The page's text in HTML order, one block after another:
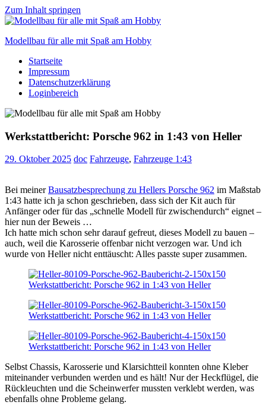
Zum Inhalt springen
Modellbau für alle mit Spaß am Hobby
Scale
modelling
to
Startseite
Impressum
Datenschutzerklärung
Loginbereich
Werkstattbericht: Porsche 962 in 1:43 von Heller
29. Oktober 2025 doc Fahrzeuge, Fahrzeuge 1:43
Bei meinerBausatzbesprechung zu Hellers Porsche 962 im Maßstab
1:43 hatte ich ja schon geschrieben, dass sich der Kit auch für
Anfänger oder für das „schnelle Modell für zwischendurch“ eignet –
hier nun der Beweis …
Ich hatte mich schon sehr darauf gefreut, dieses Modell zu bauen –
auch, weil die Karosserie offenbar nicht verzogen war. Und ich
wurde von Heller nicht enttäuscht: Alles passte super zusammen.
Selbst Chassis, Karosserie und Klarsichtteil konnten ohne Kleber
miteinander verbunden werden und es hält! Nur der Heckflügel, die
Rückleuchten und die Scheinwerfer mussten verklebt werden, was
ebenfalls ohne Probleme gelang.